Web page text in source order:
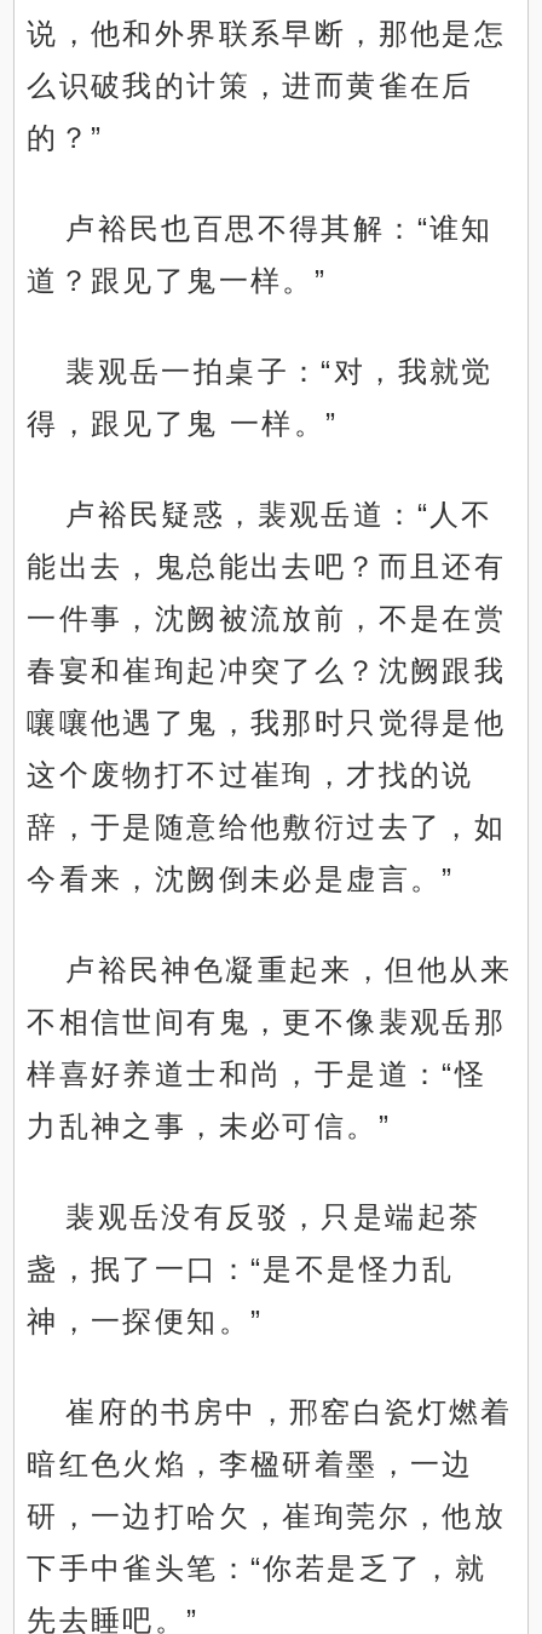
说，他和外界联系早断，那他是怎
么识破我的计策，进而黄雀在后
的？”
卢裕民也百思不得其解：“谁知
道？跟见了鬼一样。”
裴观岳一拍桌子：“对，我就觉
得，跟见了鬼 一样。”
卢裕民疑惑，裴观岳道：“人不
能出去，鬼总能出去吧？而且还有
一件事，沈阙被流放前，不是在赏
春宴和崔珣起冲突了么？沈阙跟我
嚷嚷他遇了鬼，我那时只觉得是他
这个废物打不过崔珣，才找的说
辞，于是随意给他敷衍过去了，如
今看来，沈阙倒未必是虚言。”
卢裕民神色凝重起来，但他从来
不相信世间有鬼，更不像裴观岳那
样喜好养道士和尚，于是道：“怪
力乱神之事，未必可信。”
裴观岳没有反驳，只是端起茶
盏，抿了一口：“是不是怪力乱
神，一探便知。”
崔府的书房中，邢窑白瓷灯燃着
暗红色火焰，李楹研着墨，一边
研，一边打哈欠，崔珣莞尔，他放
下手中雀头笔：“你若是乏了，就
先去睡吧。”